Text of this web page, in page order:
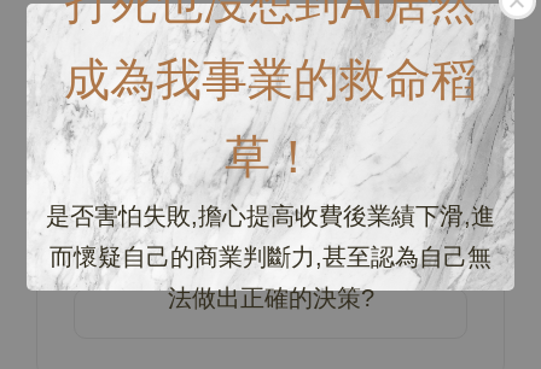
成為我事業的救命稻
草！
是否害怕失敗,擔心提高收費後業績下滑,進
而懷疑自己的商業判斷力,甚至認為自己無
法做出正確的決策?
商品評價
0/ 5
總共有0個評價